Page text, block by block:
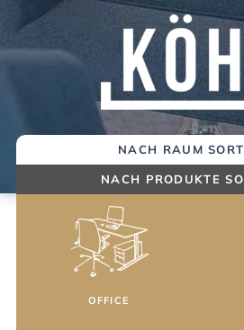
Springe
zum
Inhalt
NACH RAUM
NACH PRODUKTE
OFFICE